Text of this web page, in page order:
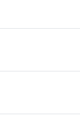
und